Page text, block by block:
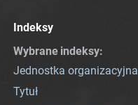
Indeksy
Wybrane indeksy:
Jednostka organizacyjna
Tytuł